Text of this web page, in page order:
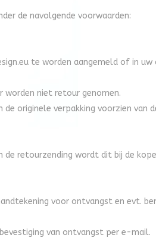
de navolgende voorwaarden:
te worden aangemeld of in uw
worden niet retour genomen.
originele verpakking voorzien van
retourzending wordt dit bij de
voor ontvangst en evt.
van ontvangst per e-mail.